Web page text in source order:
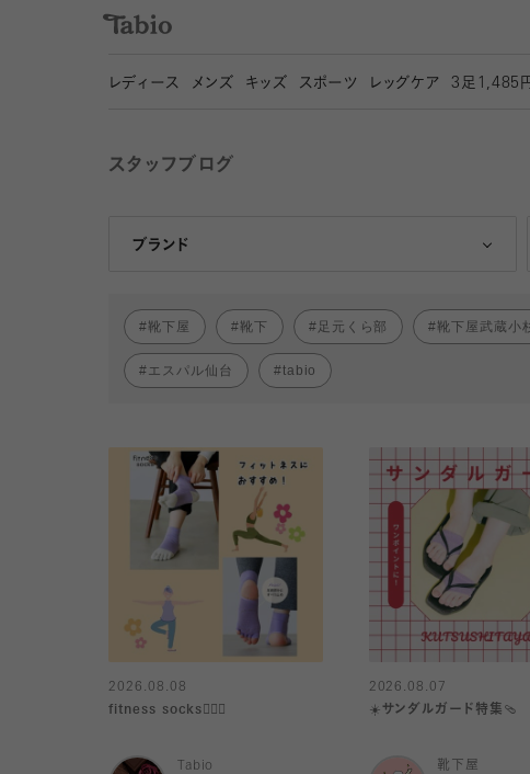
レディース メンズ キッズ スポーツ レッグケア 3 足1,485
スタッフブログ
ブランド
Tabio
靴下屋 靴下 足元くら部 靴下屋武蔵小
エスパル仙台 tabio
2026.08.08
fitness socks🧘🏻‍♀️
Tabio
2026.08.07
☀️サンダルガード特集🩴
靴下屋